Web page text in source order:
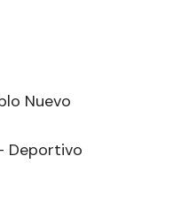
Nuevo
Deportivo